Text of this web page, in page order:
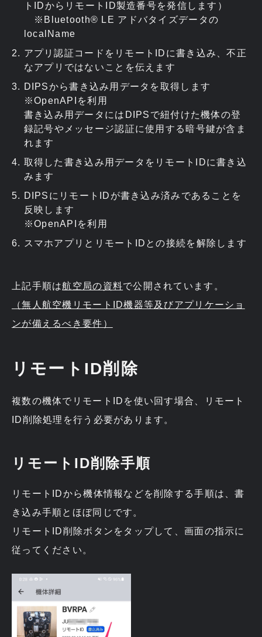
トIDからリモートID製造番号を発信します）
※Bluetooth® LE アドバタイズデータの
localName
アプリ認証コードをリモートIDに書き込み、不正
なアプリではないことを伝えます
DIPSから書き込み用データを取得します
※OpenAPIを利用
書き込み用データにはDIPSで紐付けた機体の登
録記号やメッセージ認証に使用する暗号鍵が含ま
れます
取得した書き込み用データをリモートIDに書き込
みます
DIPSにリモートIDが書き込み済みであることを
反映します
※OpenAPIを利用
スマホアプリとリモートIDとの接続を解除します
上記手順は航空局の資料で公開されています。
（無人航空機リモートID機器等及びアプリケーショ
ンが備えるべき要件）
リモートID削除
複数の機体でリモートIDを使い回す場合、リモート
ID削除処理を行う必要があります。
リモートID削除手順
リモートIDから機体情報などを削除する手順は、書
き込み手順とほぼ同じです。
リモートID削除ボタンをタップして、画面の指示に
従ってください。